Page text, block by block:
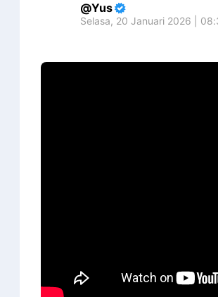
Yus
Selasa, 20 Januari 2026 |